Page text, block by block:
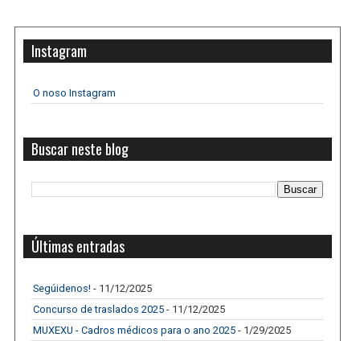
Instagram
O noso Instagram
Buscar neste blog
Últimas entradas
Segúidenos! - 11/12/2025
Concurso de traslados 2025 - 11/12/2025
MUXEXU - Cadros médicos para o ano 2025 - 1/29/2025